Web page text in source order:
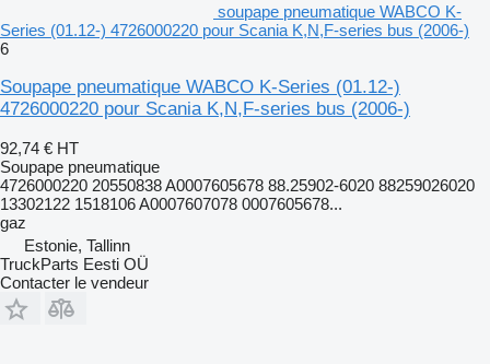
soupape pneumatique WABCO K-
Series (01.12-) 4726000220 pour Scania K,N,F-series bus (2006-)
6
Soupape pneumatique WABCO K-Series (01.12-)
4726000220 pour Scania K,N,F-series bus (2006-)
92,74 € HT
Soupape pneumatique
4726000220 20550838 A0007605678 88.25902-6020 88259026020
13302122 1518106 A0007607078 0007605678...
gaz
Estonie, Tallinn
TruckParts Eesti OÜ
Contacter le vendeur